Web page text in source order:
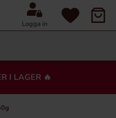
Logga in
I LAGER 🔥